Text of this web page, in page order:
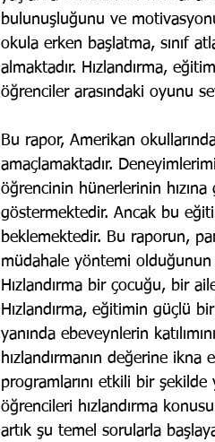
bulunuşluğunu ve
okula erken başlatma, sınıf
almaktadır. Hızlandırma,
öğrenciler arasındaki oyunu
Bu rapor, Amerikan
amaçlamaktadır.
öğrencinin hünerlerinin
göstermektedir. Ancak bu
beklemektedir. Bu raporun,
müdahale yöntemi olduğunun
Hızlandırma bir çocuğu, bir
Hızlandırma, eğitimin güçlü
yanında ebeveynlerin
hızlandırmanın değerine ikna
programlarını etkili bir şekilde
öğrencileri hızlandırma
artık şu temel sorularla